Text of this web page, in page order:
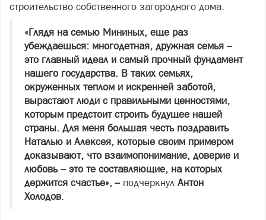
строительство собственного загородного дома.
«Глядя на семью Мининых, еще раз
убеждаешься: многодетная, дружная семья –
это главный идеал и самый прочный фундамент
нашего государства. В таких семьях,
окруженных теплом и искренней заботой,
вырастают люди с правильными ценностями,
которым предстоит строить будущее нашей
страны. Для меня большая честь поздравить
Наталью и Алексея, которые своим примером
доказывают, что взаимопонимание, доверие и
любовь – это те составляющие, на которых
держится счастье», –подчеркнул Антон
Холодов.